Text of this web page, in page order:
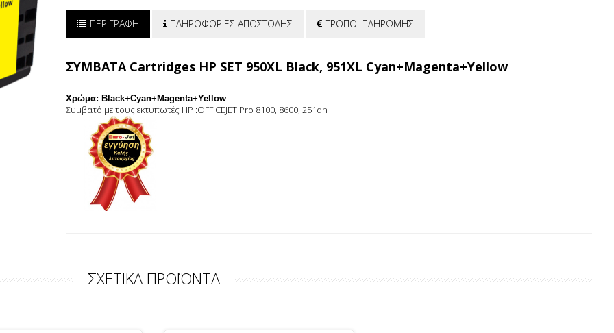
ΠΕΡΙΓΡΑΦΗ ΠΛΗΡΟΦΟΡΙΕΣ ΑΠΟΣΤΟΛΗΣ ΤΡΟΠΟΙ ΠΛΗΡΩΜΗΣ
ΣΥΜΒΑΤA Cartridges HP SET 950XL Black, 951XL Cyan+Magenta+Yellow
Χρώμα: Black+Cyan+Magenta+Yellow
Συμβατό με τους εκτυπωτές HP :OFFICEJET Pro 8100, 8600, 251dn
ΣΧΕΤΙΚΑ ΠΡΟΪΟΝΤΑ